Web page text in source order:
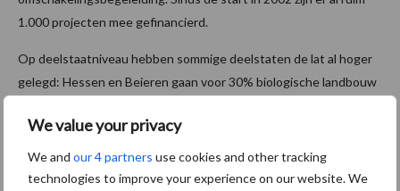
We value your privacy
We and our 4 partners use cookies and other tracking
technologies to improve your experience on our website. We
1.000 projecten mee gefinancierd.
Op deelstaatniveau hebben sommige deelstaten de lat al hoger
gelegd: Hessen en Beieren gaan voor 30% biologische landbouw
Duitse biologische landbouw, de groei is er dus nog lang niet uit.
Marktkansen: Duurzame